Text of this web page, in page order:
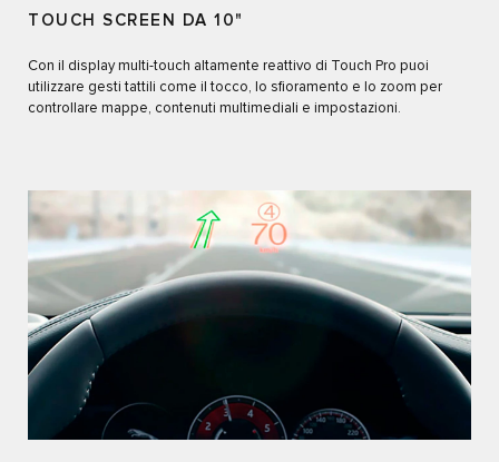
TOUCH SCREEN DA 10"
Con il display multi-touch altamente reattivo di Touch Pro puoi
utilizzare gesti tattili come il tocco, lo sfioramento e lo zoom per
controllare mappe, contenuti multimediali e impostazioni.